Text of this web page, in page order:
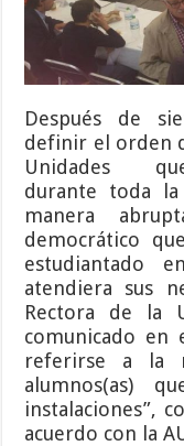
Después de
definir el orden
Unidades
durante toda
manera
democrático
estudiantado
atendiera sus
Rectora de la
comunicado en
referirse a la
alumnos(as)
instalaciones”,
acuerdo con la